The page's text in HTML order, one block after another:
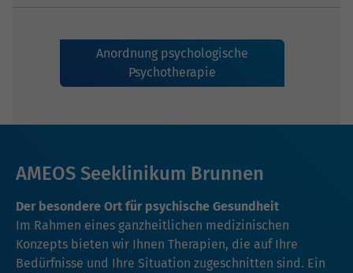
Anordnung psychologische
Psychotherapie
AMEOS Seeklinikum Brunnen
Der besondere Ort für psychische Gesundheit
Im Rahmen eines ganzheitlichen medizinischen
Konzepts bieten wir Ihnen Therapien, die auf Ihre
Bedürfnisse und Ihre Situation zugeschnitten sind. Ein